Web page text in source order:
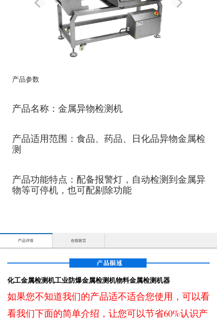
产品参数
产品名称：金属异物检测机
产品适用范围：食品、药品、日化品异物金属检
测
产品功能特点：配备报警灯，自动检测到金属异
物等可停机，也可配剔除功能
产品详情 在线留言
化工金属检测机工业防爆金属检测机物料金属检测机器
如果您不知道我们的产品适不适合您使用，可以看
看我们下面的简单介绍，让您可以节省60%认识产